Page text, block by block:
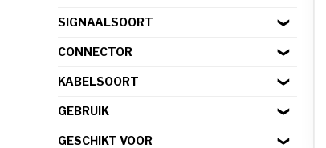
SIGNAALSOORT
CONNECTOR
KABELSOORT
GEBRUIK
GESCHIKT VOOR